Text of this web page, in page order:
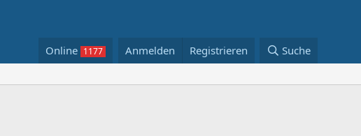
Online Anmelden Registrieren Suche